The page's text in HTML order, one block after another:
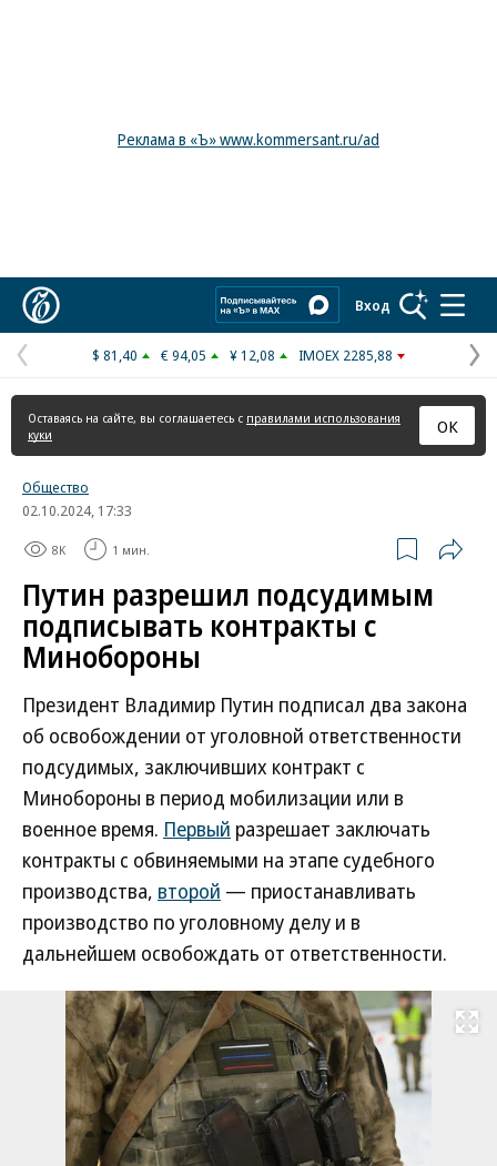
Реклама в «Ъ» www.kommersant.ru/ad
Вход
Предыдущая
страница
$ 81,40 € 94,05 ¥ 12,08 IMOEX 2285,88
Оставаясь на сайте, вы соглашаетесь с правилами использования
куки
ОК
Общество
02.10.2024, 17:33
8K 1 мин.
Путин разрешил подсудимым
подписывать контракты с
Минобороны
Президент Владимир Путин подписал два закона
об освобождении от уголовной ответственности
подсудимых, заключивших контракт с
Минобороны в период мобилизации или в
военное время. Первый разрешает заключать
контракты с обвиняемыми на этапе судебного
производства, второй — приостанавливать
производство по уголовному делу и в
дальнейшем освобождать от ответственности.
Развернуть